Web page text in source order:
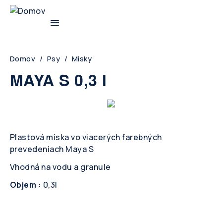
Skip
Breadcrumb
Domov Psy Misky
MAYA S 0,3 l
Plastová miska vo viacerých farebných
prevedeniach Maya S
Vhodná na vodu a granule
Objem : 0,3l